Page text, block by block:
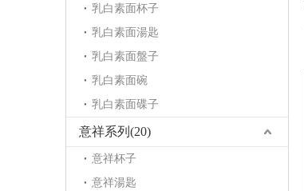
乳白素面杯子
乳白素面湯匙
乳白素面盤子
乳白素面碗
乳白素面碟子
意祥系列(20)
意祥杯子
意祥湯匙